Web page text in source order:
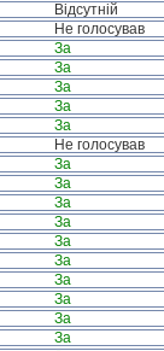
Відсутній
Не голосував
За
За
За
За
За
Не голосував
За
За
За
За
За
За
За
За
За
За